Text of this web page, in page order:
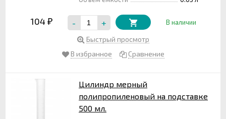
104 ₽ - + В наличии
Быстрый просмотр
В избранное
Сравнение
Цилиндр мерный
полипропиленовый на подставке
500 мл.